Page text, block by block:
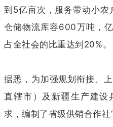
到5亿亩次，服务带动小
仓储物流库容600万吨，
占全社会的比重达到20%。
据悉，为加强规划衔接、
直辖市）及新疆生产建设
求，编制了省级供销合作社